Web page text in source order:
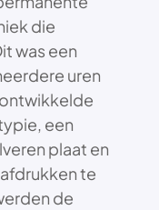
die
was een
uren
een
plaat en
te
de